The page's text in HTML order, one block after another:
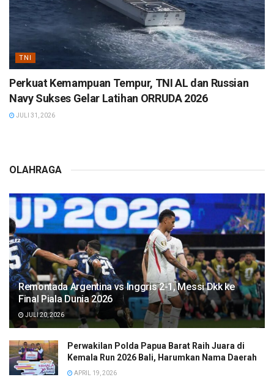
TNI
Perkuat Kemampuan Tempur, TNI AL dan Russian
Navy Sukses Gelar Latihan ORRUDA 2026
JULI 31, 2026
OLAHRAGA
Remontada Argentina vs Inggris 2-1, Messi Dkk ke
Final Piala Dunia 2026
JULI 20, 2026
Perwakilan Polda Papua Barat Raih Juara di
Kemala Run 2026 Bali, Harumkan Nama Daerah
APRIL 19, 2026